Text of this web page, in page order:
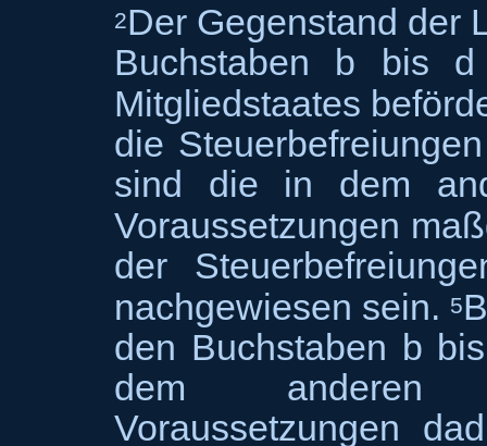
2Der Gegenstand der
Buchstaben b bis
Mitgliedstaates
die
sind die in dem
Voraussetzungen
der
nachgewiesen sein. 5
den Buchstaben b
dem anderen
Voraussetzungen